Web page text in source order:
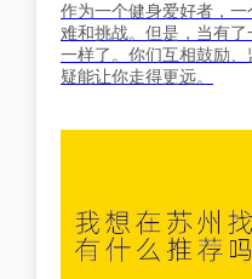
作为一个健身爱好者，
难和挑战。但是，当有
一样了。你们互相鼓励
疑能让你走得更远。